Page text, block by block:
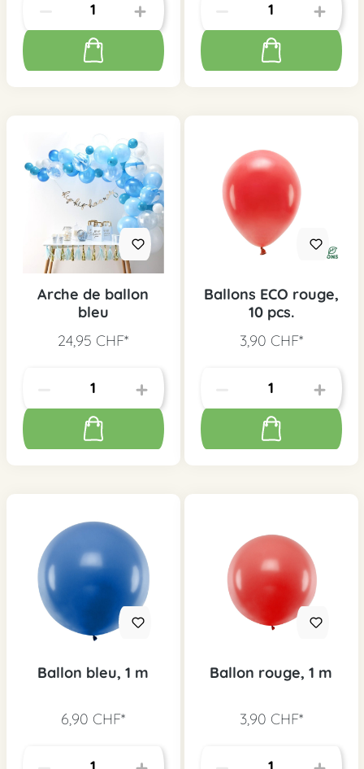
Arche de ballon
bleu
24,95 CHF*
Ballons ECO rouge,
10 pcs.
3,90 CHF*
Ballon bleu, 1 m
6,90 CHF*
Ballon rouge, 1 m
3,90 CHF*